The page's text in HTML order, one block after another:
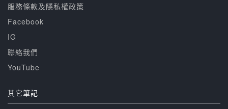
服務條款及隱私權政策
Facebook
IG
聯絡我們
YouTube
其它筆記